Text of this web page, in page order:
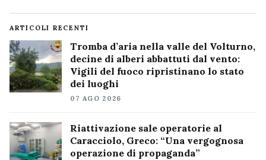
ARTICOLI RECENTI
Tromba d’aria nella valle del Volturno,
decine di alberi abbattuti dal vento:
Vigili del fuoco ripristinano lo stato
dei luoghi
07 AGO 2026
Riattivazione sale operatorie al
Caracciolo, Greco: “Una vergognosa
operazione di propaganda”